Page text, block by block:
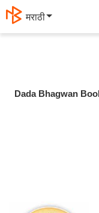
मराठी
Dada Bhagwan